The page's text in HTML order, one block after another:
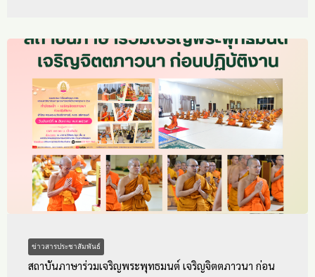
ข่าวสารประชาสัมพันธ์
สถาบันภาษาร่วมเจริญพระพุทธมนต์ เจริญจิตตภาวนา ก่อน